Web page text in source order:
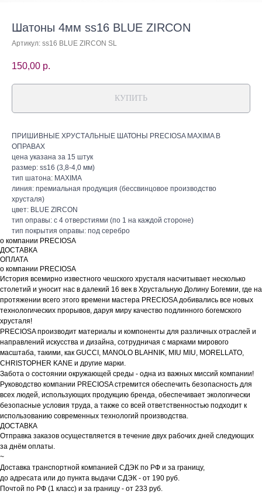
Шатоны 4мм ss16 BLUE ZIRCON
Артикул: ss16 BLUE ZIRCON SL
150,00 р.
КУПИТЬ
ПРИШИВНЫЕ ХРУСТАЛЬНЫЕ ШАТОНЫ PRECIOSA MAXIMA В
ОПРАВАХ
цена указана за 15 штук
размер: ss16 (3,8-4,0 мм)
тип шатона: MAXIMA
линия: премиальная продукция (бессвинцовое производство
хрусталя)
цвет: BLUE ZIRCON
тип оправы: с 4 отверстиями (по 1 на каждой стороне)
тип покрытия оправы: под серебро
о компании PRECIOSA
ДОСТАВКА
ОПЛАТА
о компании PRECIOSA
История всемирно известного чешского хрусталя насчитывает несколько
столетий и уносит нас в далекий 16 век в Хрустальную Долину Богемии, где на
протяжении всего этого времени мастера PRECIOSA добивались все новых
технологических прорывов, даруя миру качество подлинного богемского
хрусталя!
PRECIOSA производит материалы и компоненты для различных отраслей и
направлений искусства и дизайна, сотрудничая с марками мирового
масштаба, такими, как GUCCI, MANOLO BLAHNIK, MIU MIU, MORELLATO,
CHRISTOPHER KANE и другие марки.
Забота о состоянии окружающей среды - одна из важных миссий компании!
Руководство компании PRECIOSA стремится обеспечить безопасность для
всех людей, использующих продукцию бренда, обеспечивает экологически
безопасные условия труда, а также со всей ответственностью подходит к
использованию современных технологий производства.
ДОСТАВКА
Отправка заказов осуществляется в течение двух рабочих дней следующих
за днём оплаты.
~
Доставка транспортной компанией СДЭК по РФ и за границу,
до адресата или до пункта выдачи СДЭК - от 190 руб.
Почтой по РФ (1 класс) и за границу - от 233 руб.